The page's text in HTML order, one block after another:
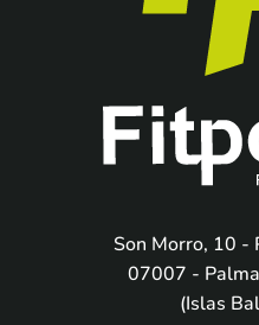
Son Morro, 10 -
07007 -
(Islas